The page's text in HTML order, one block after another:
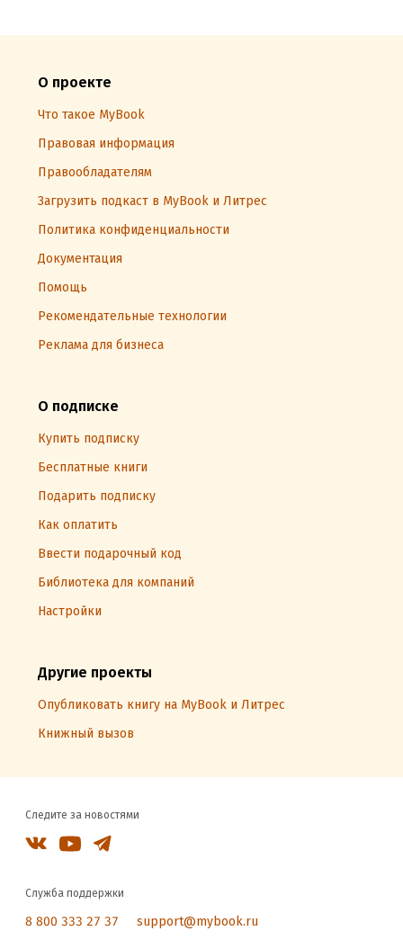
О проекте
Что такое MyBook
Правовая информация
Правообладателям
Загрузить подкаст в MyBook и Литрес
Политика конфиденциальности
Документация
Помощь
Рекомендательные технологии
Реклама для бизнеса
О подписке
Купить подписку
Бесплатные книги
Подарить подписку
Как оплатить
Ввести подарочный код
Библиотека для компаний
Настройки
Другие проекты
Опубликовать книгу на MyBook и Литрес
Книжный вызов
Следите за новостями
Служба поддержки
8 800 333 27 37 support@mybook.ru